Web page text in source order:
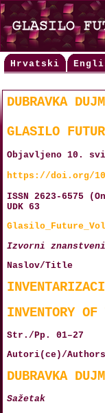
Hrvatski
DUBRAVKA
GLASILO
Objavljeno 10.
https://doi.org/
ISSN 2623-6575
UDK 63
Izvorni
Naslov/Title
INVENTORY
Str./Pp. 01–27
Autori(ce)/Authors
DUBRAVKA
Sažetak